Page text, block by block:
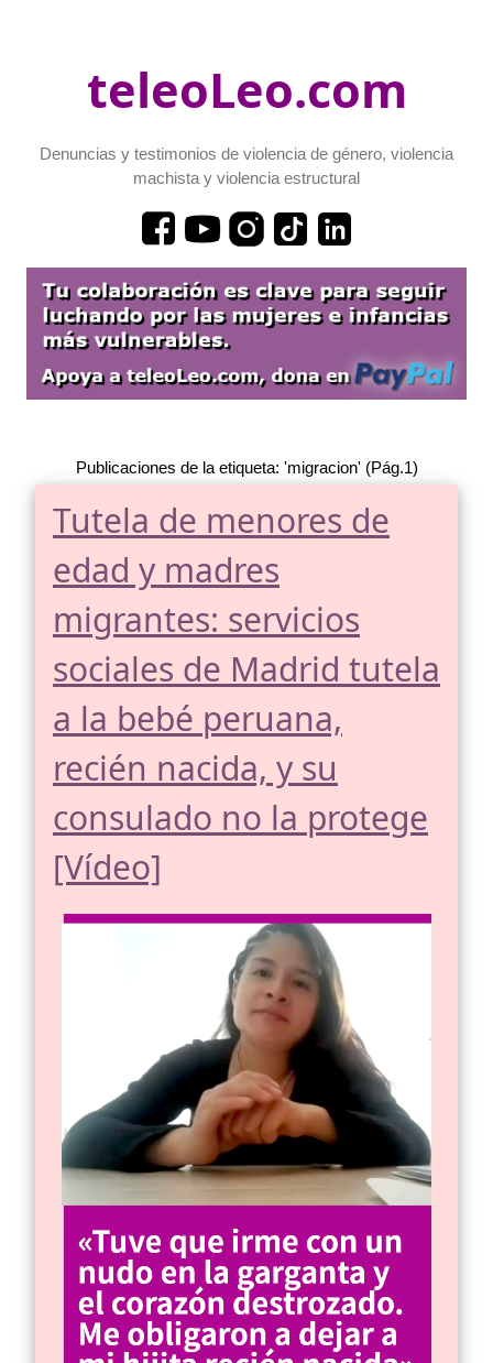
teleoLeo.com
Denuncias y testimonios de violencia de género, violencia
machista y violencia estructural
Publicaciones de la etiqueta: 'migracion' (Pág.1)
Tutela de menores de
edad y madres
migrantes: servicios
sociales de Madrid tutela
a la bebé peruana,
recién nacida, y su
consulado no la protege
[Vídeo]